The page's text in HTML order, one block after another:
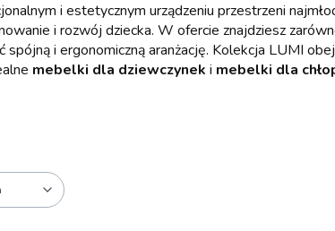
i estetycznym urządzeniu przestrzeni
i rozwój dziecka. W ofercie znajdziesz
i ergonomiczną aranżację. Kolekcja LUMI
mebelki dla dziewczynek i mebelki dla